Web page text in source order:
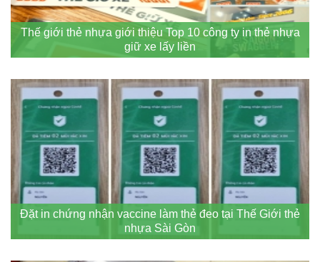
Thế giới thẻ nhựa giới thiệu Top 10 công ty in thẻ nhựa
giữ xe lấy liền
Đặt in chứng nhận vaccine làm thẻ đeo tại Thế Giới thẻ
nhựa Sài Gòn